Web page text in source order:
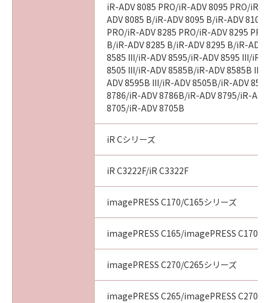
iR-ADV 8085 PRO/iR-ADV 8095 PRO/iR-
ADV 8085 B/iR-ADV 8095 B/iR-ADV 8105
PRO/iR-ADV 8285 PRO/iR-ADV 8295
B/iR-ADV 8285 B/iR-ADV 8295 B/iR-ADV
8585 III/iR-ADV 8595/iR-ADV 8595 III/iR-
8505 III/iR-ADV 8585B/iR-ADV 8585B III/
ADV 8595B III/iR-ADV 8505B/iR-ADV
8786/iR-ADV 8786B/iR-ADV 8795/iR-
8705/iR-ADV 8705B
iR Cシリーズ
iR C3222F/iR C3322F
imagePRESS C170/C165シリーズ
imagePRESS C165/imagePRESS C170
imagePRESS C270/C265シリーズ
imagePRESS C265/imagePRESS C270